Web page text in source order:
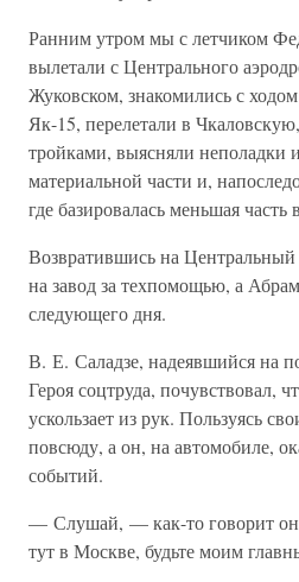
Ранним утром мы с летчиком
вылетали с Центрального
Жуковском, знакомились с
Як-15, перелетали в
тройками, выясняли неполадки
материальной части и,
где базировалась меньшая
Возвратившись на Центральный
на завод за техпомощью, а
следующего дня.
В. Е. Саладзе, надеявшийся на
Героя соцтруда, почувствовал,
ускользает из рук. Пользуясь
повсюду, а он, на автомобиле,
событий.
— Слушай, — как-то говорит
тут в Москве, будьте моим